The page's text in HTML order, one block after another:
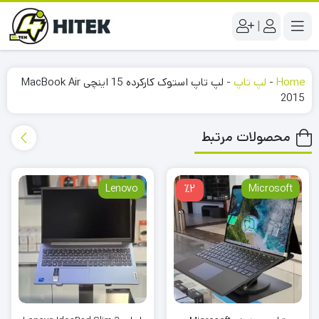
|
Home
- لپ تاپ -
لپ تاپ استوک کارکرده 15 اینچی MacBook Air
2015
محصولات مرتبط
٪2 Microsoft
Lenovo